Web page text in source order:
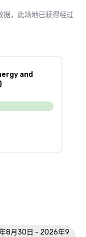
据，此场地已获得经过
and
8月30日 - 2026年9